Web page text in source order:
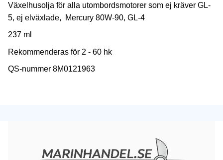
Växelhusolja för alla utombordsmotorer som ej kräver GL-
5, ej elväxlade, Mercury 80W-90, GL-4
237 ml
Rekommenderas för 2 - 60 hk
QS-nummer 8M0121963